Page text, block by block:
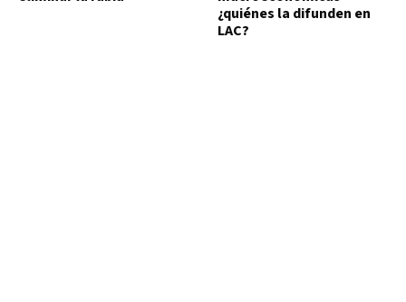
¿quiénes la difunden en
LAC?